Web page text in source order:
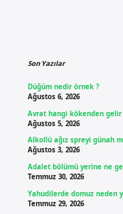
Son Yazılar
Düğüm nedir örnek ?
Ağustos 6, 2026
Avrat hangi kökenden gelir
Ağustos 5, 2026
Alkollü ağız spreyi günah
Ağustos 3, 2026
Adalet bölümü yerine ne
Temmuz 30, 2026
Yahudilerde domuz neden
Temmuz 29, 2026